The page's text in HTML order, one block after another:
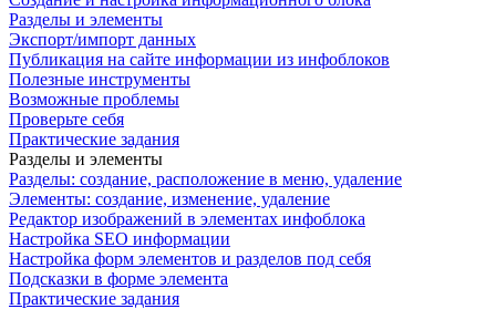
Разделы и элементы
Экспорт/импорт данных
Публикация на сайте информации из инфоблоков
Полезные инструменты
Возможные проблемы
Проверьте себя
Практические задания
Разделы и элементы
Разделы: создание, расположение в меню, удаление
Элементы: создание, изменение, удаление
Редактор изображений в элементах инфоблока
Настройка SEO информации
Настройка форм элементов и разделов под себя
Подсказки в форме элемента
Практические задания